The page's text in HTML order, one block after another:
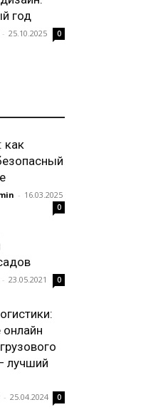
год
- 25.10.2025 0
как
- 16.03.2025
0
- 23.05.2021 0
онлайн
лучший
- 25.04.2024 0